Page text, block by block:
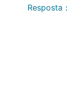
Resposta ：